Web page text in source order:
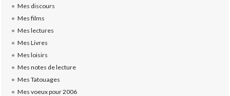
Mes discours
Mes films
Mes lectures
Mes Livres
Mes loisirs
Mes notes de lecture
Mes Tatouages
Mes voeux pour 2006